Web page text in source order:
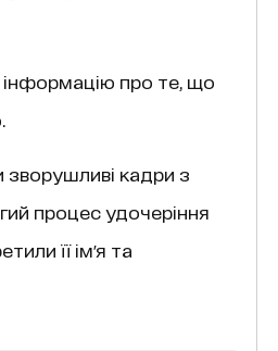
інформацію про те, що
зворушливі кадри з
процес удочеріння
її ім'я та